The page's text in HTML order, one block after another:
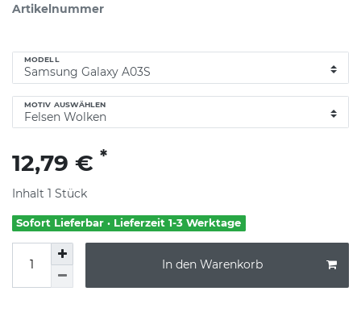
Artikelnummer
MODELL
MOTIV AUSWÄHLEN
12,79 € *
Inhalt 1 Stück
Sofort Lieferbar · Lieferzeit 1-3 Werktage
In den Warenkorb